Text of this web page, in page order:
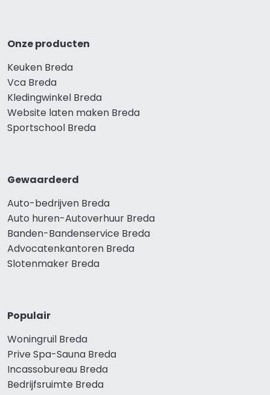
Onze producten
Keuken Breda
Vca Breda
Kledingwinkel Breda
Website laten maken Breda
Sportschool Breda
Gewaardeerd
Auto-bedrijven Breda
Auto huren-Autoverhuur Breda
Banden-Bandenservice Breda
Advocatenkantoren Breda
Slotenmaker Breda
Populair
Woningruil Breda
Prive Spa-Sauna Breda
Incassobureau Breda
Bedrijfsruimte Breda